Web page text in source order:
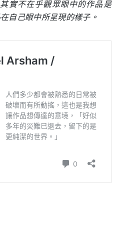
實不在乎觀眾眼中的作品是
自己眼中所呈現的樣子。